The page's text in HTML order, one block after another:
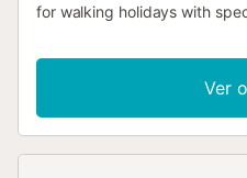
for walking holidays with
Ver